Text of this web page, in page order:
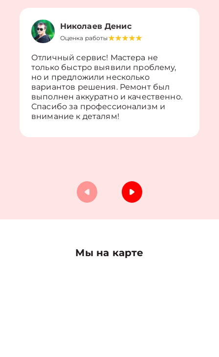
Николаев Денис
Оценка работы
Отличный сервис! Мастера не
только быстро выявили проблему,
но и предложили несколько
вариантов решения. Ремонт был
выполнен аккуратно и качественно.
Спасибо за профессионализм и
внимание к деталям!
Мы на карте